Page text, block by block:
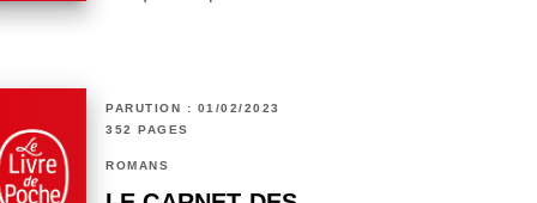
PARUTION : 01/02/2023
352 PAGES
ROMANS